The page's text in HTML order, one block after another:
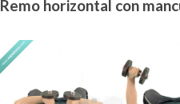
Remo horizontal con